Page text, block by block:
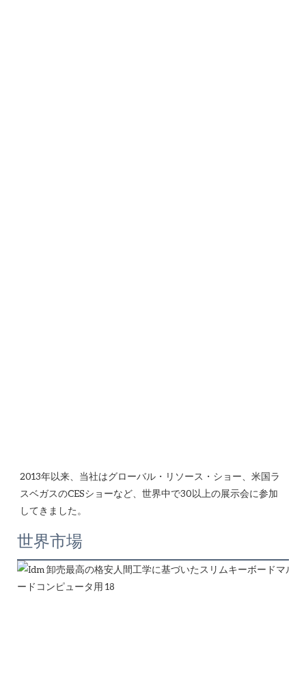
2013年以来、当社はグローバル・リソース・ショー、米国ラ
スベガスのCESショーなど、世界中で30以上の展示会に参加
世界市場